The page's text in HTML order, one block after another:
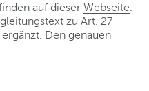
auf dieser Webseite
zu Art. 27
Den genauen